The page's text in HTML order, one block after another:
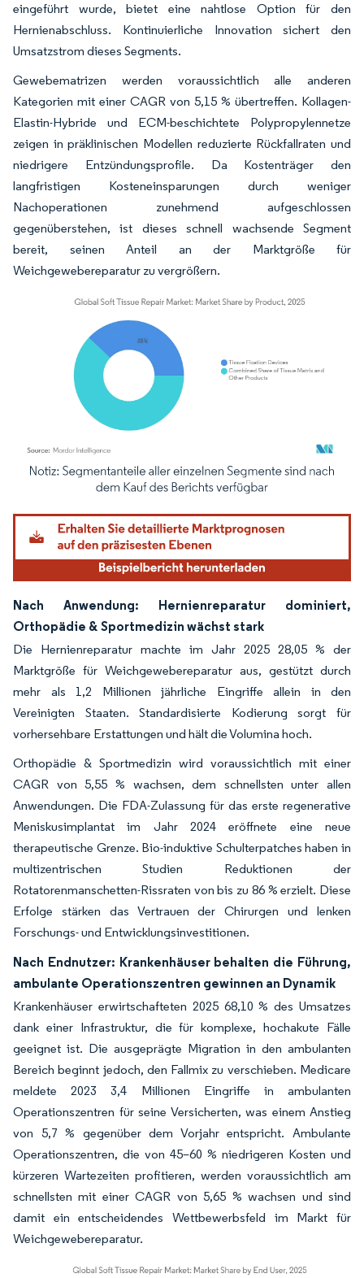
eingeführt wurde, bietet eine nahtlose Option für den
Hernienabschluss. Kontinuierliche Innovation sichert den
Umsatzstrom dieses Segments.
Gewebematrizen werden voraussichtlich alle anderen
Kategorien mit einer CAGR von 5,15 % übertreffen. Kollagen-
Elastin-Hybride und ECM-beschichtete Polypropylennetze
zeigen in präklinischen Modellen reduzierte Rückfallraten und
niedrigere Entzündungsprofile. Da Kostenträger den
langfristigen Kosteneinsparungen durch weniger
Nachoperationen zunehmend aufgeschlossen
gegenüberstehen, ist dieses schnell wachsende Segment
bereit, seinen Anteil an der Marktgröße für
Weichgewebereparatur zu vergrößern.
Bild © Mordor Intelligence. Wiederverwendung erfordert Namensnennung
Nach Anwendung: Hernienreparatur dominiert,
Orthopädie & Sportmedizin wächst stark
Die Hernienreparatur machte im Jahr 2025 28,05 % der
Marktgröße für Weichgewebereparatur aus, gestützt durch
mehr als 1,2 Millionen jährliche Eingriffe allein in den
Vereinigten Staaten. Standardisierte Kodierung sorgt für
vorhersehbare Erstattungen und hält die Volumina hoch.
Orthopädie & Sportmedizin wird voraussichtlich mit einer
CAGR von 5,55 % wachsen, dem schnellsten unter allen
Anwendungen. Die FDA-Zulassung für das erste regenerative
Meniskusimplantat im Jahr 2024 eröffnete eine neue
therapeutische Grenze. Bio-induktive Schulterpatches haben in
multizentrischen Studien Reduktionen der
Rotatorenmanschetten-Rissraten von bis zu 86 % erzielt. Diese
Erfolge stärken das Vertrauen der Chirurgen und lenken
Forschungs- und Entwicklungsinvestitionen.
Nach Endnutzer: Krankenhäuser behalten die Führung,
ambulante Operationszentren gewinnen an Dynamik
Krankenhäuser erwirtschafteten 2025 68,10 % des Umsatzes
dank einer Infrastruktur, die für komplexe, hochakute Fälle
geeignet ist. Die ausgeprägte Migration in den ambulanten
Bereich beginnt jedoch, den Fallmix zu verschieben. Medicare
meldete 2023 3,4 Millionen Eingriffe in ambulanten
Operationszentren für seine Versicherten, was einem Anstieg
von 5,7 % gegenüber dem Vorjahr entspricht. Ambulante
Operationszentren, die von 45–60 % niedrigeren Kosten und
kürzeren Wartezeiten profitieren, werden voraussichtlich am
schnellsten mit einer CAGR von 5,65 % wachsen und sind
damit ein entscheidendes Wettbewerbsfeld im Markt für
Weichgewebereparatur.